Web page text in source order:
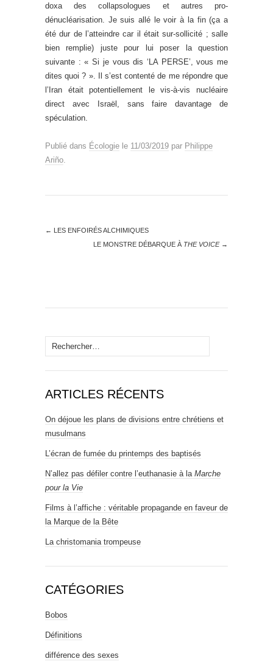
doxa des collapsologues et autres pro-
dénucléarisation. Je suis allé le voir à la fin (ça a
été dur de l’atteindre car il était sur-sollicité ; salle
bien remplie) juste pour lui poser la question
suivante : « Si je vous dis ‘LA PERSE’, vous me
dites quoi ? ». Il s’est contenté de me répondre que
l’Iran était potentiellement le vis-à-vis nucléaire
direct avec Israël, sans faire davantage de
spéculation.
Publié dans Écologie le 11/03/2019 par Philippe
Ariño
← LES ENFOIRÉS ALCHIMIQUES
LE MONSTRE DÉBARQUE À THE VOICE →
Rechercher :
ARTICLES RÉCENTS
On déjoue les plans de divisions entre chrétiens et
musulmans
L’écran de fumée du printemps des baptisés
N’allez pas défiler contre l’euthanasie à la Marche
pour la Vie
Films à l’affiche : véritable propagande en faveur de
la Marque de la Bête
La christomania trompeuse
CATÉGORIES
Bobos
Définitions
différence des sexes